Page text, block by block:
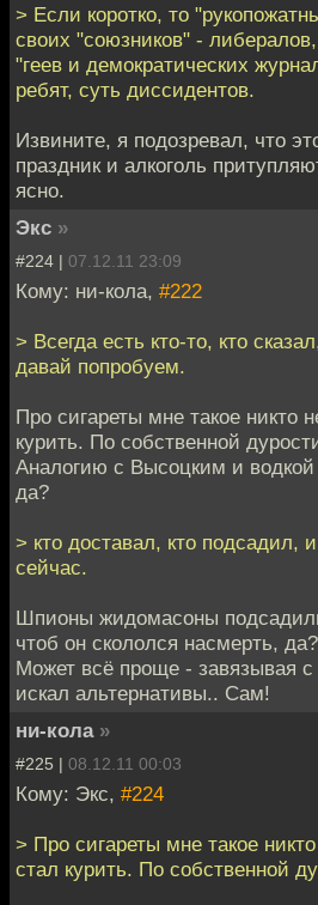
> Если коротко, то
своих "союзников" -
"геев и демократических
ребят, суть диссидентов.
Извините, я подозревал, что
праздник и алкоголь
ясно.
Экс »
#224 | 07.12.11 23:09
Кому: ни-кола, #222
> Всегда есть кто-то, кто
давай попробуем.
Про сигареты мне такое никто
курить. По собственной
Аналогию с Высоцким и
да?
> кто доставал, кто подсадил,
сейчас.
Шпионы жидомасоны
чтоб он скололся насмерть, да?
Может всё проще - завязывая
искал альтернативы.. Сам!
ни-кола »
#225 | 08.12.11 00:03
Кому: Экс, #224
> Про сигареты мне такое
стал курить. По собственной